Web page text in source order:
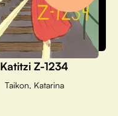
Katitzi Z-1234
Taikon, Katarina